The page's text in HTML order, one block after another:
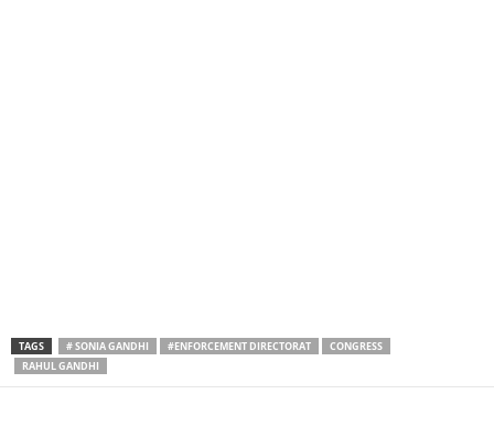
TAGS # SONIA GANDHI #ENFORCEMENT DIRECTORAT
CONGRESS
RAHUL GANDHI